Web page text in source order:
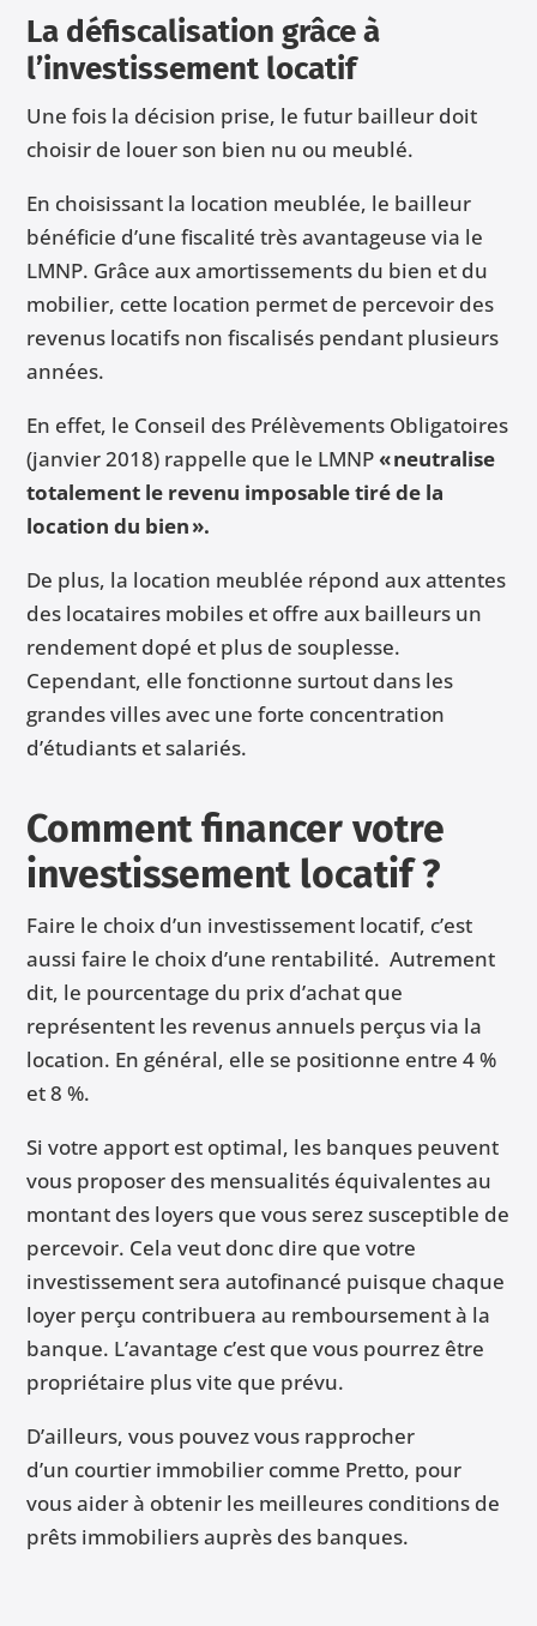
La défiscalisation grâce à
l’investissement locatif
Une fois la décision prise, le futur bailleur doit
choisir de louer son bien nu ou meublé.
En choisissant la location meublée, le bailleur
bénéficie d’une fiscalité très avantageuse via le
LMNP. Grâce aux amortissements du bien et du
mobilier, cette location permet de percevoir des
revenus locatifs non fiscalisés pendant plusieurs
années.
En effet, le Conseil des Prélèvements Obligatoires
(janvier 2018) rappelle que le LMNP « neutralise
totalement le revenu imposable tiré de la
location du bien ».
De plus, la location meublée répond aux attentes
des locataires mobiles et offre aux bailleurs un
rendement dopé et plus de souplesse.
Cependant, elle fonctionne surtout dans les
grandes villes avec une forte concentration
d’étudiants et salariés.
Comment financer votre
investissement locatif ?
Faire le choix d’un investissement locatif, c’est
aussi faire le choix d’une rentabilité. Autrement
dit, le pourcentage du prix d’achat que
représentent les revenus annuels perçus via la
location. En général, elle se positionne entre 4 %
et 8 %.
Si votre apport est optimal, les banques peuvent
vous proposer des mensualités équivalentes au
montant des loyers que vous serez susceptible de
percevoir. Cela veut donc dire que votre
investissement sera autofinancé puisque chaque
loyer perçu contribuera au remboursement à la
banque. L’avantage c’est que vous pourrez être
propriétaire plus vite que prévu.
D’ailleurs, vous pouvez vous rapprocher
d’un courtier immobilier comme Pretto, pour
vous aider à obtenir les meilleures conditions de
prêts immobiliers auprès des banques.